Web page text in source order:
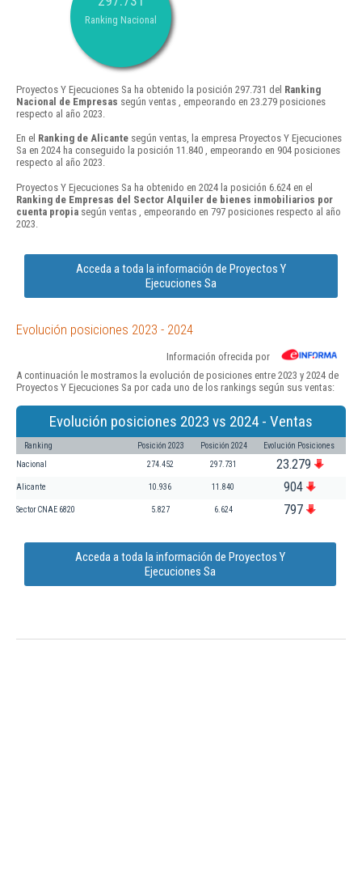
Ranking Nacional
Proyectos Y Ejecuciones Sa ha obtenido la posición 297.731 del Ranking
Nacional de Empresas según ventas , empeorando en 23.279 posiciones
respecto al año 2023.
En el Ranking de Alicante según ventas, la empresa Proyectos Y Ejecuciones
Sa en 2024 ha conseguido la posición 11.840 , empeorando en 904 posiciones
respecto al año 2023.
Proyectos Y Ejecuciones Sa ha obtenido en 2024 la posición 6.624 en el
Ranking de Empresas del Sector Alquiler de bienes inmobiliarios por
cuenta propia según ventas , empeorando en 797 posiciones respecto al año
2023.
Acceda a toda la información de Proyectos Y
Ejecuciones Sa
Evolución posiciones 2023 - 2024
Información ofrecida por
A continuación le mostramos la evolución de posiciones entre 2023 y 2024 de
Proyectos Y Ejecuciones Sa por cada uno de los rankings según sus ventas:
Evolución posiciones 2023 vs 2024 - Ventas
Ranking Posición 2023 Posición 2024 Evolución Posiciones
Nacional 274.452 297.731 23.279
Alicante 10.936 11.840 904
Sector CNAE 6820 5.827 6.624 797
Acceda a toda la información de Proyectos Y
Ejecuciones Sa